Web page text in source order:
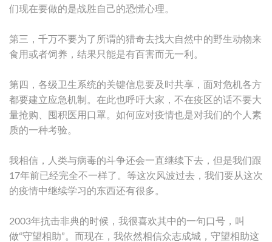
们现在要做的是战胜自己的恐慌心理。
第三，千万不要为了所谓的猎奇去找大自然中的野生动物来
食用或者饲养，结果只能是有百害而无一利。
第四，各级卫生系统的关键信息要及时共享，面对危机各方
都要建立应急机制。在此也呼吁大家，不在疫区的话不要大
量抢购、囤积医用口罩。如何应对疫情也是对我们的个人素
质的一种考验。
我相信，人类与病毒的斗争还会一直继续下去，但是我们跟
17年前已经完全不一样了。等这次风波过去，我们要从这次
的疫情中继续学习的东西还有很多。
2003年抗击非典的时候，我很喜欢其中的一句口号，叫
做“守望相助”。而现在，我依然相信众志成城，守望相助这